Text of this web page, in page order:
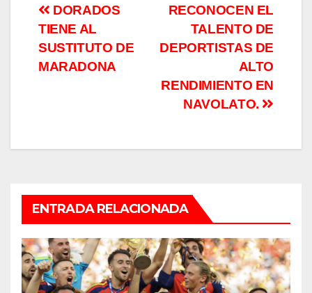
Navegación
de
entradas
RECONOCEN EL
TALENTO DE
DEPORTISTAS DE
ALTO
RENDIMIENTO EN
NAVOLATO.
DORADOS
TIENE AL
SUSTITUTO DE
MARADONA
ENTRADA RELACIONADA